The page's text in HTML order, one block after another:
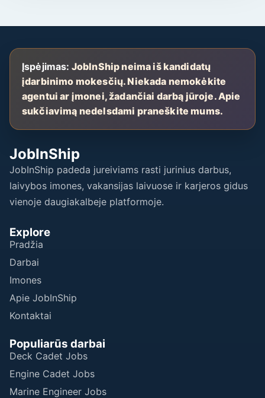
Įspėjimas: JobInShip neima iš kandidatų
įdarbinimo mokesčių. Niekada nemokėkite
agentui ar įmonei, žadančiai darbą jūroje. Apie
sukčiavimą nedelsdami praneškite mums.
JobInShip
JobInShip padeda jureiviams rasti jurinius darbus,
laivybos imones, vakansijas laivuose ir karjeros gidus
vienoje daugiakalbeje platformoje.
Explore
Pradžia
Darbai
Imones
Apie JobInShip
Kontaktai
Populiarūs darbai
Deck Cadet Jobs
Engine Cadet Jobs
Marine Engineer Jobs